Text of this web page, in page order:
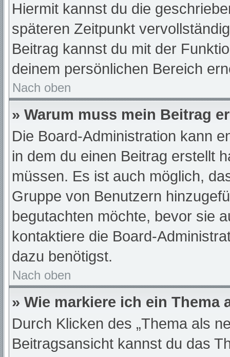
Hiermit kannst du die
späteren Zeitpunkt
Beitrag kannst du mit der
deinem persönlichen Bereich
Nach oben
» Warum muss mein Beitrag
Die Board-Administration kann
in dem du einen Beitrag erstellt
müssen. Es ist auch möglich,
Gruppe von Benutzern
begutachten möchte, bevor sie
kontaktiere die Board-
dazu benötigst.
Nach oben
» Wie markiere ich ein Thema
Durch Klicken des „Thema als
Beitragsansicht kannst du das